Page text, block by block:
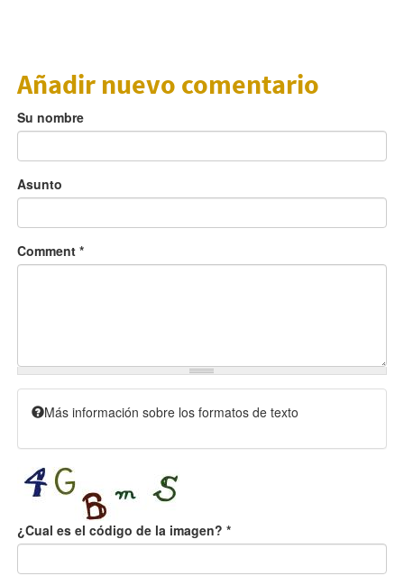
Añadir nuevo comentario
Su nombre
Asunto
Comment *
Más información sobre los formatos de texto
¿Cual es el código de la imagen? *